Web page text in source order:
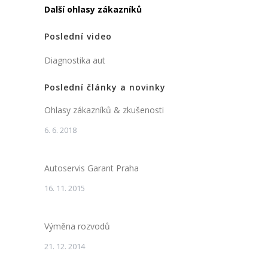
Další ohlasy zákazníků
Poslední video
Diagnostika aut
Poslední články a novinky
Ohlasy zákazníků & zkušenosti
6. 6. 2018
Autoservis Garant Praha
16. 11. 2015
Výměna rozvodů
21. 12. 2014